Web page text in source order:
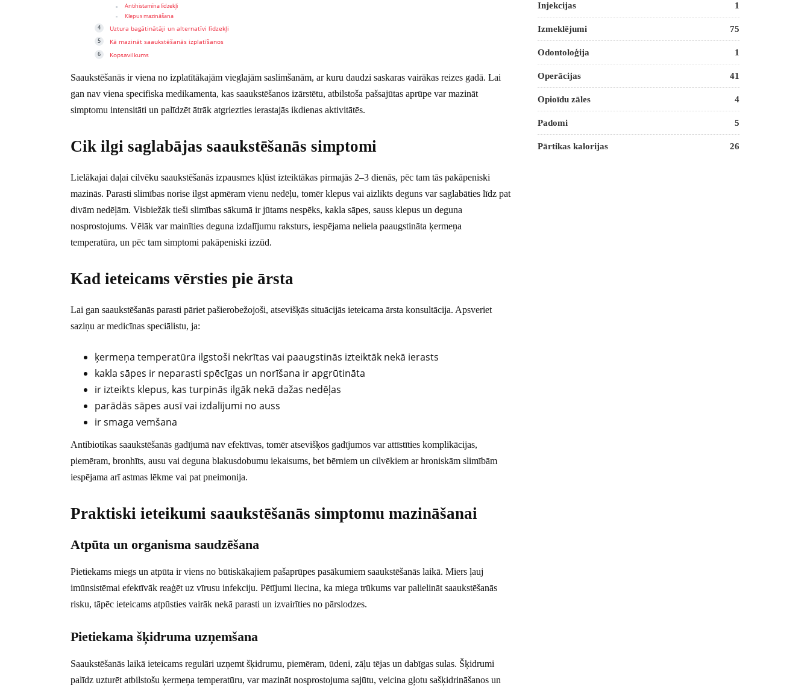
Antihistamīna līdzekļi
Klepus mazināšana
Uztura bagātinātāji un alternatīvi līdzekļi
Kā mazināt saaukstēšanās izplatīšanos
Kopsavilkums
Saaukstēšanās ir viena no izplatītākajām vieglajām saslimšanām, ar kuru daudzi saskaras vairākas reizes gadā. Lai
gan nav viena specifiska medikamenta, kas saaukstēšanos izārstētu, atbilstoša pašsajūtas aprūpe var mazināt
simptomu intensitāti un palīdzēt ātrāk atgriezties ierastajās ikdienas aktivitātēs.
Cik ilgi saglabājas saaukstēšanās simptomi
Lielākajai daļai cilvēku saaukstēšanās izpausmes kļūst izteiktākas pirmajās 2–3 dienās, pēc tam tās pakāpeniski
mazinās. Parasti slimības norise ilgst apmēram vienu nedēļu, tomēr klepus vai aizlikts deguns var saglabāties līdz pat
divām nedēļām. Visbiežāk tieši slimības sākumā ir jūtams nespēks, kakla sāpes, sauss klepus un deguna
nosprostojums. Vēlāk var mainīties deguna izdalījumu raksturs, iespējama neliela paaugstināta ķermeņa
temperatūra, un pēc tam simptomi pakāpeniski izzūd.
Kad ieteicams vērsties pie ārsta
Lai gan saaukstēšanās parasti pāriet pašierobežojoši, atsevišķās situācijās ieteicama ārsta konsultācija. Apsveriet
saziņu ar medicīnas speciālistu, ja:
ķermeņa temperatūra ilgstoši nekrītas vai paaugstinās izteiktāk nekā ierasts
kakla sāpes ir neparasti spēcīgas un norīšana ir apgrūtināta
ir izteikts klepus, kas turpinās ilgāk nekā dažas nedēļas
parādās sāpes ausī vai izdalījumi no auss
ir smaga vemšana
Antibiotikas saaukstēšanās gadījumā nav efektīvas, tomēr atsevišķos gadījumos var attīstīties komplikācijas,
piemēram, bronhīts, ausu vai deguna blakusdobumu iekaisums, bet bērniem un cilvēkiem ar hroniskām slimībām
iespējama arī astmas lēkme vai pat pneimonija.
Praktiski ieteikumi saaukstēšanās simptomu mazināšanai
Atpūta un organisma saudzēšana
Pietiekams miegs un atpūta ir viens no būtiskākajiem pašaprūpes pasākumiem saaukstēšanās laikā. Miers ļauj
imūnsistēmai efektīvāk reaģēt uz vīrusu infekciju. Pētījumi liecina, ka miega trūkums var palielināt saaukstēšanās
risku, tāpēc ieteicams atpūsties vairāk nekā parasti un izvairīties no pārslodzes.
Pietiekama šķidruma uzņemšana
Saaukstēšanās laikā ieteicams regulāri uzņemt šķidrumu, piemēram, ūdeni, zāļu tējas un dabīgas sulas. Šķidrumi
palīdz uzturēt atbilstošu ķermeņa temperatūru, var mazināt nosprostojuma sajūtu, veicina gļotu sašķidrināšanos un
Injekcijas 1
Izmeklējumi 75
Odontoloģija 1
Operācijas 41
Opioīdu zāles 4
Padomi 5
Pārtikas kalorijas 26